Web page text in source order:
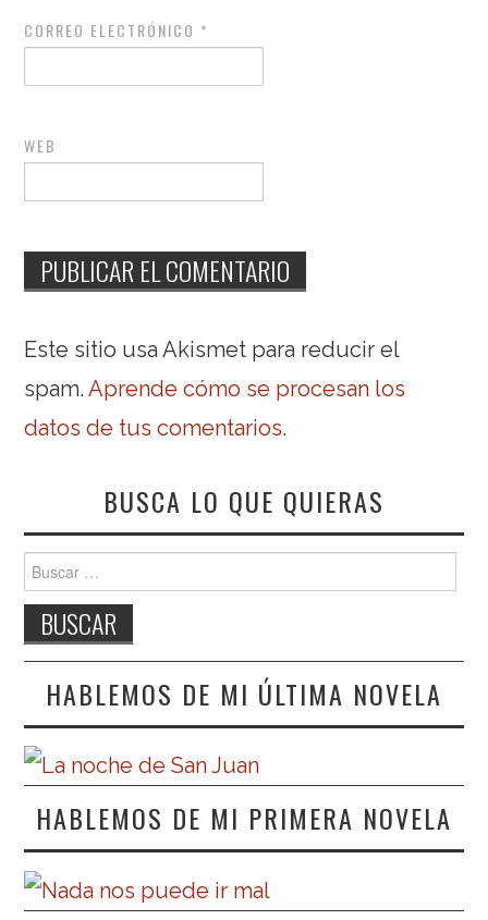
CORREO ELECTRÓNICO *
WEB
Este sitio usa Akismet para reducir el
spam.Aprende cómo se procesan los
datos de tus comentarios.
BUSCA LO QUE QUIERAS
Buscar:
HABLEMOS DE MI ÚLTIMA NOVELA
HABLEMOS DE MI PRIMERA NOVELA